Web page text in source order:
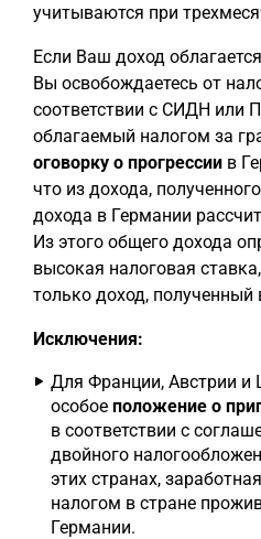
учитываются при
Если Ваш доход
Вы освобождаетесь от
соответствии с СИДН или
облагаемый налогом за
оговорку о прогрессии в
что из дохода,
дохода в Германии
Из этого общего дохода
высокая налоговая
только доход, полученный
Исключения:
Для Франции, Австрии и
особое положение о
в соответствии с
двойного
этих странах,
налогом в стране
Германии.